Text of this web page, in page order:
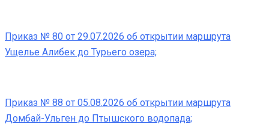
Приказ № 80 от 29.07.2026 об открытии маршрута
Ущелье Алибек до Турьего озера;
Приказ № 88 от 05.08.2026 об открытии маршрута
Домбай-Ульген до Птышского водопада;